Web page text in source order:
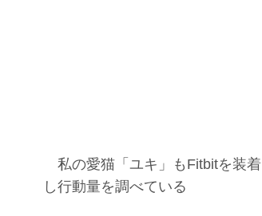
私の愛猫「ユキ」もFitbitを装着
し行動量を調べている